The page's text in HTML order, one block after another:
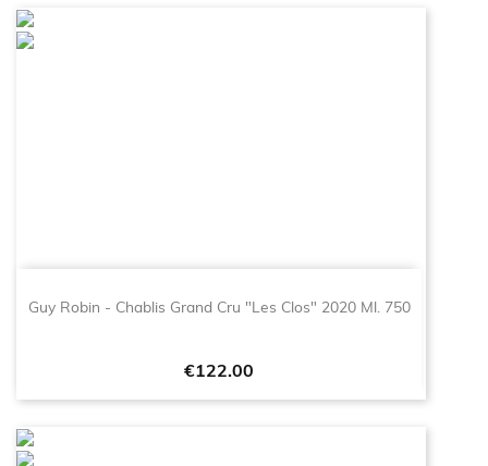
Guy Robin - Chablis Grand Cru "Les Clos" 2020 Ml. 750
Price
€122.00